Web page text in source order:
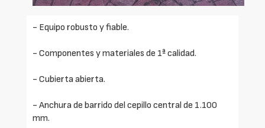
- Equipo robusto y fiable.
- Componentes y materiales de 1ª calidad.
- Cubierta abierta.
- Anchura de barrido del cepillo central de 1.100
mm.